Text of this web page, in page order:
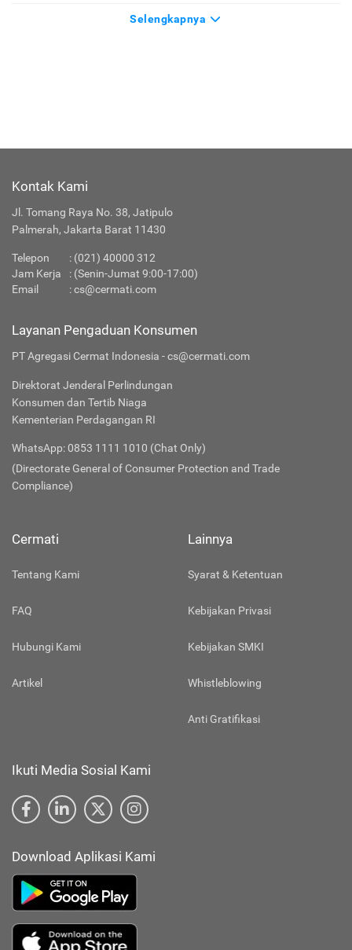
Selengkapnya
Kontak Kami
Jl. Tomang Raya No. 38, Jatipulo
Palmerah, Jakarta Barat 11430
Telepon : (021) 40000 312
Jam Kerja
: (Senin-Jumat 9:00-17:00)
Email
:cs@cermati.com
Layanan Pengaduan Konsumen
PT Agregasi Cermat Indonesia - cs@cermati.com
Direktorat Jenderal Perlindungan
Konsumen dan Tertib Niaga
Kementerian Perdagangan RI
WhatsApp: 0853 1111 1010 (Chat Only)
(Directorate General of Consumer Protection and Trade
Compliance)
Cermati
Tentang Kami
FAQ
Hubungi Kami
Artikel
Lainnya
Syarat & Ketentuan
Kebijakan Privasi
Kebijakan SMKI
Whistleblowing
Anti Gratifikasi
Ikuti Media Sosial Kami
Download Aplikasi Kami